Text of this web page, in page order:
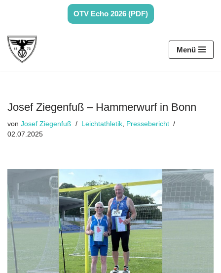
Inhalt
springen
OTV Echo 2026 (PDF)
Menü
Josef Ziegenfuß – Hammerwurf in Bonn
von Josef Ziegenfuß Leichtathletik, Pressebericht
02.07.2025